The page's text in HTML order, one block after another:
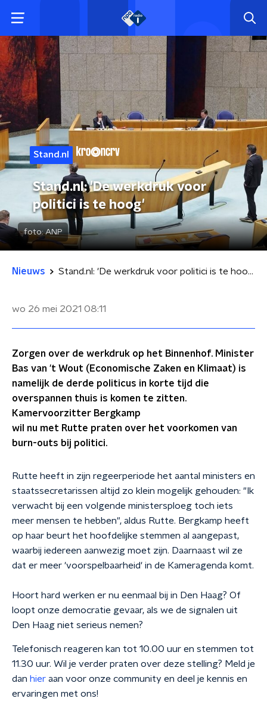
Stand.nl
Stand.nl: 'De werkdruk voor
politici is te hoog'
foto:ANP
Nieuws Stand.nl: 'De werkdruk voor politici is te hoog'
wo 26 mei 2021 08:11
Zorgen over de werkdruk op het Binnenhof. Minister
Bas van 't Wout (Economische Zaken en Klimaat) is
namelijk de derde politicus in korte tijd die
overspannen thuis is komen te zitten.
Kamervoorzitter Bergkamp
wil nu met Rutte praten over het voorkomen van
burn-outs bij politici.
Rutte heeft in zijn regeerperiode het aantal ministers en
staatssecretarissen altijd zo klein mogelijk gehouden: "Ik
verwacht bij een volgende ministersploeg toch iets
meer mensen te hebben", aldus Rutte. Bergkamp heeft
op haar beurt het hoofdelijke stemmen al aangepast,
waarbij iedereen aanwezig moet zijn. Daarnaast wil ze
dat er meer 'voorspelbaarheid' in de Kameragenda komt.
Hoort hard werken er nu eenmaal bij in Den Haag? Of
loopt onze democratie gevaar, als we de signalen uit
Den Haag niet serieus nemen?
Telefonisch reageren kan tot 10.00 uur en stemmen tot
11.30 uur. Wil je verder praten over deze stelling? Meld je
dan hier aan voor onze community en deel je kennis en
ervaringen met ons!